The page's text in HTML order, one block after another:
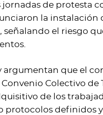
jornadas de protesta
la instalación
señalando el riesgo
argumentan que el
Colectivo de
de los
protocolos definidos